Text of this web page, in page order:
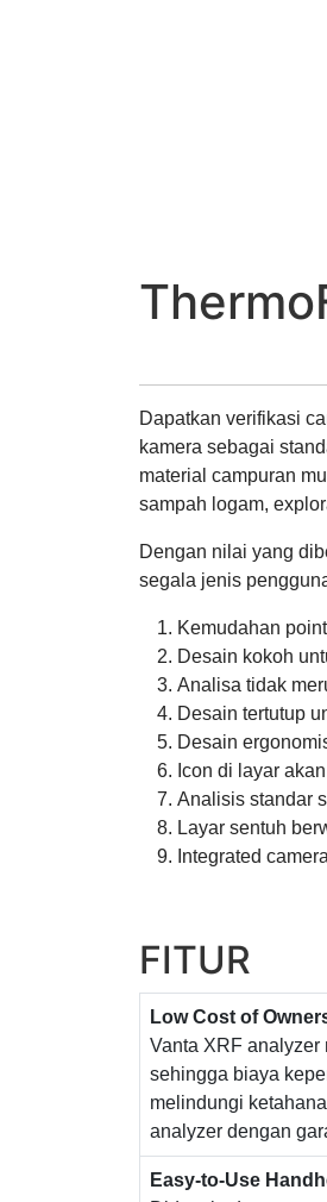
Dapatkan verifikasi
kamera sebagai
material campuran
sampah logam,
Dengan nilai yang
segala jenis
Kemudahan
Desain kokoh
Analisa tidak
Desain tertutup
Desain
Icon di layar
Analisis standar
Layar sentuh
Integrated
FITUR
Low Cost of
Vanta XRF analyzer
sehingga biaya
melindungi
analyzer dengan
Easy-to-Use